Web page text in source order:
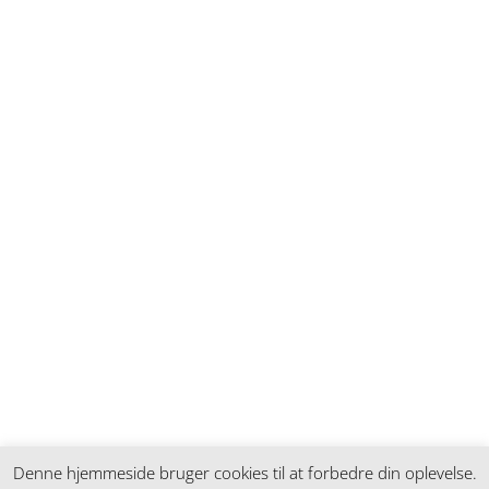
Denne hjemmeside bruger cookies til at forbedre din oplevelse.